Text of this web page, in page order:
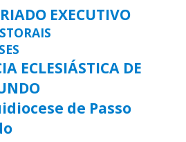
EXECUTIVO
ECLESIÁSTICA DE
de Passo